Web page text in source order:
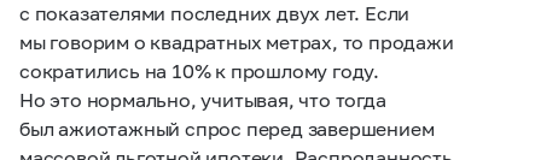
с показателями последних двух лет. Если
мы говорим о квадратных метрах, то продажи
сократились на 10% к прошлому году.
Но это нормально, учитывая, что тогда
был ажиотажный спрос перед завершением